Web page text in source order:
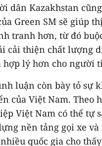
dân Kazakhstan
Green SM sẽ giúp
tranh hơn, từ đó
cải thiện chất lượng
lý hơn cho người
luận còn bày tỏ sự
của Việt Nam. Theo
Việt Nam có thể tự
nền tảng gọi xe
quốc gia cho